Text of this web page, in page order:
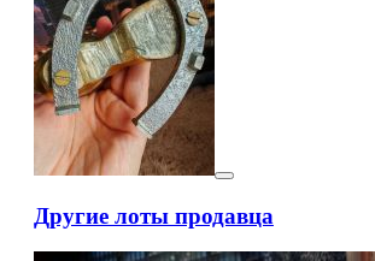
Другие лоты продавца